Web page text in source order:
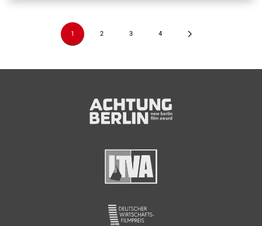
1 2 3 4